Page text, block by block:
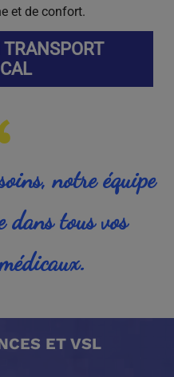
et de confort.
notre équipe
dans tous vos
ET VSL